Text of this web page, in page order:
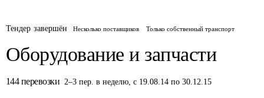
Тендер завершён Несколько поставщиков Только собственный транспорт
Оборудование и запчасти
144 перевозки 2–3 пер. в неделю,с 19.08.14 по 30.12.15